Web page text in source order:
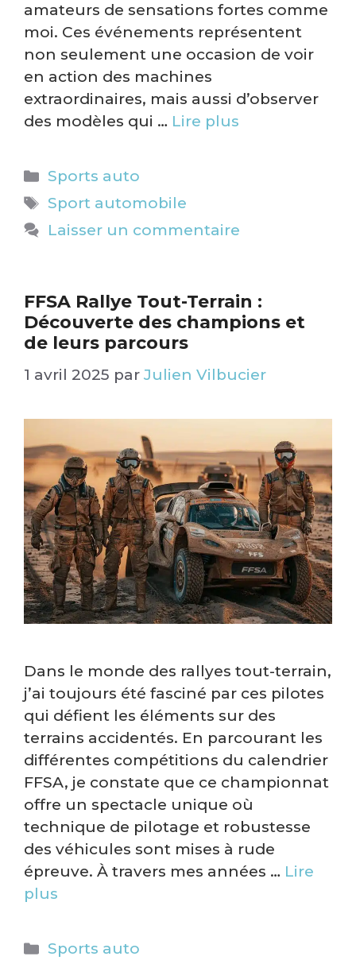
amateurs de sensations fortes comme
moi. Ces événements représentent
non seulement une occasion de voir
en action des machines
extraordinaires, mais aussi d’observer
des modèles qui … Lire plus
Catégories
Sports auto
Étiquettes
Sport automobile
Laisser un commentaire
FFSA Rallye Tout-Terrain :
Découverte des champions et
de leurs parcours​
1 avril 2025 par Julien Vilbucier
Dans le monde des rallyes tout-terrain,
j’ai toujours été fasciné par ces pilotes
qui défient les éléments sur des
terrains accidentés. En parcourant les
différentes compétitions du calendrier
FFSA, je constate que ce championnat
offre un spectacle unique où
technique de pilotage et robustesse
des véhicules sont mises à rude
épreuve. À travers mes années … Lire
plus
Catégories
Sports auto